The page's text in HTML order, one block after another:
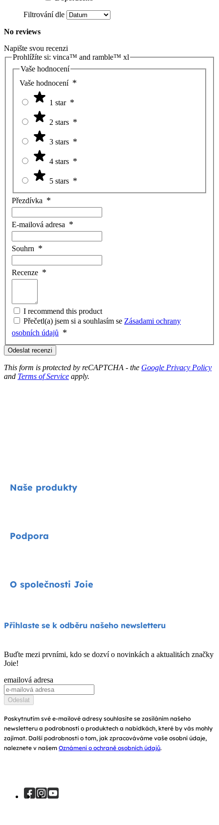
Filtrování dle
No reviews
Napište svou recenzi
Prohlížíte si: vinca™ and ramble™ xl
Vaše hodnocení
Vaše hodnocení
1 star
2 stars
3 stars
4 stars
5 stars
Přezdívka
E-mailová adresa
Souhrn
Recenze
I recommend this product
Přečetl(a) jsem si a souhlasím se Zásadami ochrany
osobních údajů
Odeslat recenzi
This form is protected by reCAPTCHA - the Google Privacy Policy
and Terms of Service apply.
Naše produkty
Kočárky
Houpátka a lehátka
Dětské postýlky a kolébky
Podpora
Záruka
Návod k obsluze
Mapa stránek
O společnosti Joie
O nás
Najít obchody
Zaregistrujte svůj výrobek
Přihlaste se k odběru našeho newsletteru
Buďte mezi prvními, kdo se dozví o novinkách a aktualitách značky
Joie!
emailová adresa
Odeslat
Poskytnutím své e-mailové adresy souhlasíte se zasíláním našeho
newsletteru a podrobností o produktech a nabídkách, které by vás mohly
zajímat. Další podrobnosti o tom, jak zpracováváme vaše osobní údaje,
naleznete v našem Oznámení o ochraně osobních údajů.